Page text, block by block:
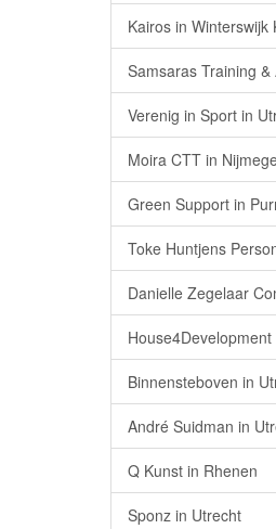
Kairos in Winterswijk
Samsaras Training
Verenig in Sport in
Moira CTT in
Green Support in
Toke Huntjens
Danielle Zegelaar
Binnensteboven in
André Suidman in
Q Kunst in Rhenen
Sponz in Utrecht